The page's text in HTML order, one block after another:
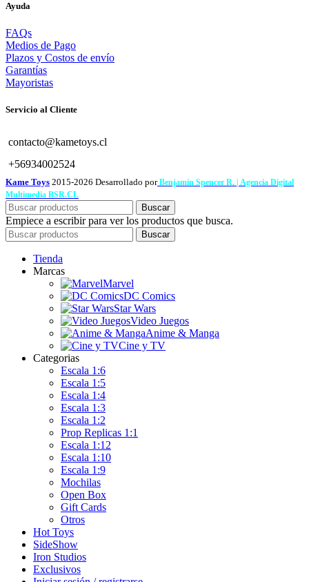
Ayuda
FAQs
Medios de Pago
Plazos y Costos de envío
Garantías
Mayoristas
Servicio al Cliente
contacto@kametoys.cl
+56934002524
Kame Toys 2015-2026 Desarrollado porBenjamín Spencer R. | Agencia Digital
Multimedia BSR.CL
Buscar
Empiece a escribir para ver los productos que busca.
Buscar
Tienda
Marcas
Marvel
DC Comics
Star Wars
Video Juegos
Anime & Manga
Cine y TV
Categorias
Escala 1:6
Escala 1:5
Escala 1:4
Escala 1:3
Escala 1:2
Prop Replicas 1:1
Escala 1:12
Escala 1:10
Escala 1:9
Mochilas
Open Box
Gift Cards
Otros
Hot Toys
SideShow
Iron Studios
Exclusivos